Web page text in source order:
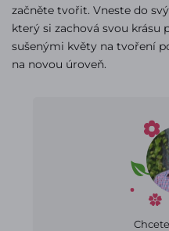
začněte tvořit. Vneste do
který si zachová svou krásu
sušenými květy na tvoření
na novou úroveň.